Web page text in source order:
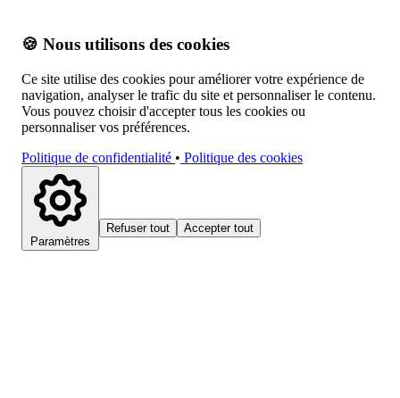
🍪 Nous utilisons des cookies
Ce site utilise des cookies pour améliorer votre expérience de
navigation, analyser le trafic du site et personnaliser le contenu.
Vous pouvez choisir d'accepter tous les cookies ou
personnaliser vos préférences.
Politique de confidentialité • Politique des cookies
Paramètres
Refuser tout Accepter tout